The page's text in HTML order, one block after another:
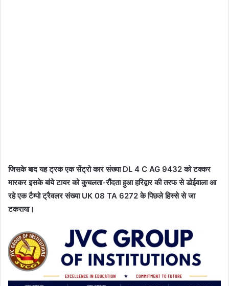
जिसके बाद यह ट्रक एक सेंट्रो कार संख्या DL 4 C AG 9432 को टक्कर
मारकर इसके बांये टायर को कुचलता-रौंदता हुआ हरिद्वार की तरफ से डोईवाला आ
रहे एक टैम्पो ट्रैवलर संख्या UK 08 TA 6272 के पिछले हिस्से से जा
टकराया।